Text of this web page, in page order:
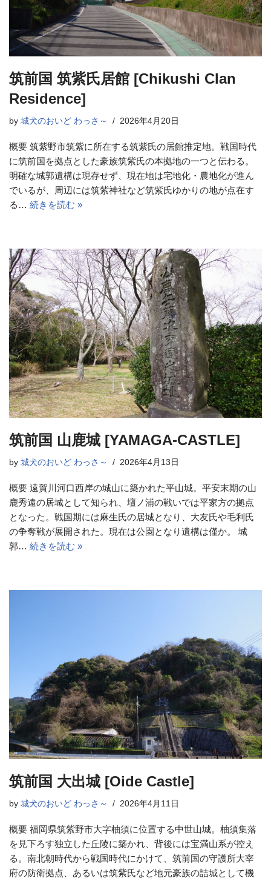
筑前国 筑紫氏居館 [Chikushi Clan
Residence]
by 城犬のおいど わっさ～ 2026年4月20日
概要 筑紫野市筑紫に所在する筑紫氏の居館推定地。戦国時代
に筑前国を拠点とした豪族筑紫氏の本拠地の一つと伝わる。
明確な城郭遺構は現存せず、現在地は宅地化・農地化が進ん
でいるが、周辺には筑紫神社など筑紫氏ゆかりの地が点在す
る… 続きを読む »
筑前国 山鹿城 [YAMAGA-CASTLE]
by 城犬のおいど わっさ～ 2026年4月13日
概要 遠賀川河口西岸の城山に築かれた平山城。平安末期の山
鹿秀遠の居城として知られ、壇ノ浦の戦いでは平家方の拠点
となった。戦国期には麻生氏の居城となり、大友氏や毛利氏
の争奪戦が展開された。現在は公園となり遺構は僅か。 城
郭… 続きを読む »
筑前国 大出城 [Oide Castle]
by 城犬のおいど わっさ～ 2026年4月11日
概要 福岡県筑紫野市大字柚須に位置する中世山城。柚須集落
を見下ろす独立した丘陵に築かれ、背後には宝満山系が控え
る。南北朝時代から戦国時代にかけて、筑前国の守護所大宰
府の防衛拠点、あるいは筑紫氏など地元豪族の詰城として機